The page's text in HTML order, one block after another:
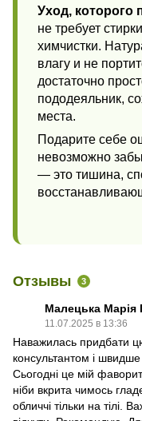
Уход, которого
не требует
химчистки.
влагу и не
достаточно
пододеяльник,
места.
Подарите себе
невозможно
— это тишина,
Отзывы 3
Малецька Марія
11.07.2025 в 13:36
Наважилась придбати
консультантом і
Сьогодні це мій
ніби вкрита чимось
обличчі тільки на тілі.